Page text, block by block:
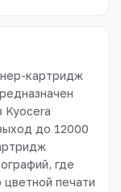
картридж
Kyocera
до 12000
где
печати